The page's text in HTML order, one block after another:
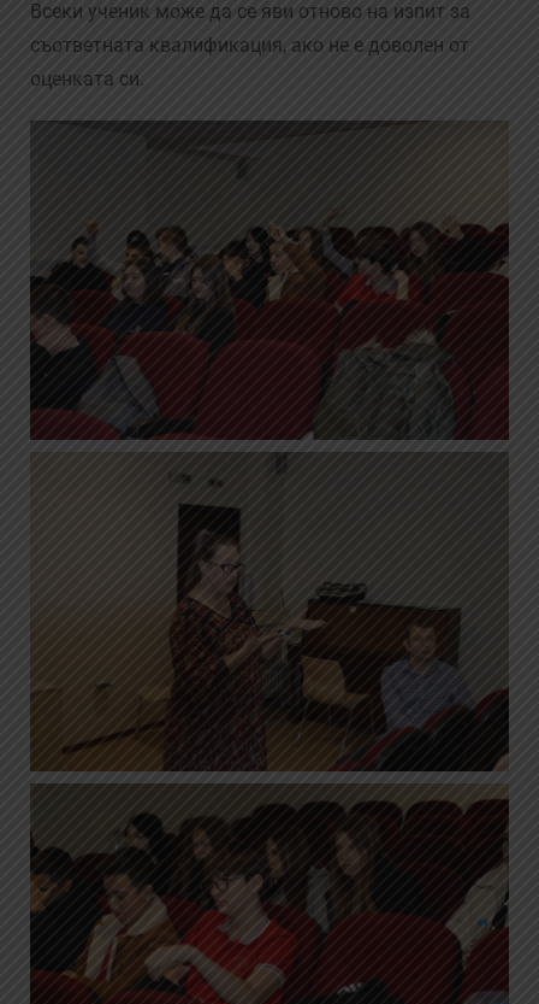
Всеки ученик може да се яви отново на изпит за
съответната квалификация, ако не е доволен от
оценката си.